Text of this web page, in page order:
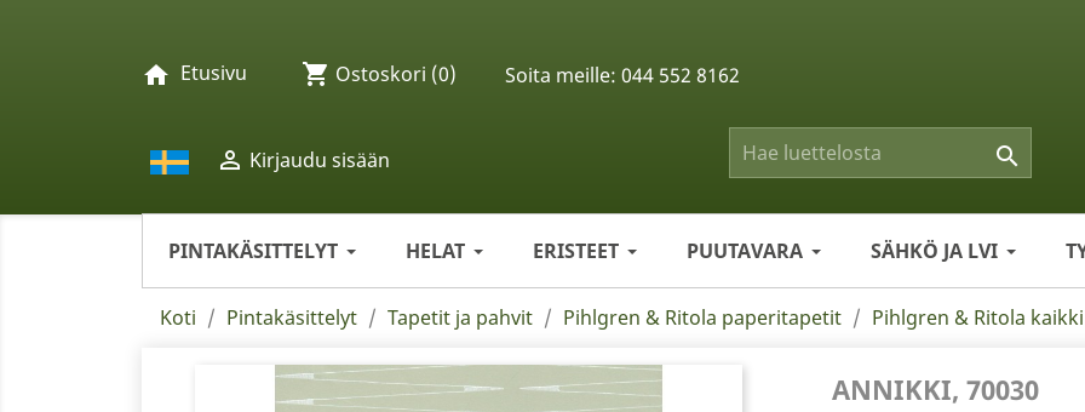

home Etusivu
 Kirjaudu sisään
shopping_cart Ostoskori (0)
PINTAKÄSITTELYT HELAT ERISTEET PUUTAVARA SÄHKÖ JA LVI
Soita meille: 044 552 8162
Koti Pintakäsittelyt Tapetit ja pahvit Pihlgren & Ritola paperitapetit Pihlgren & Ritola
ANNIKKI, 70030